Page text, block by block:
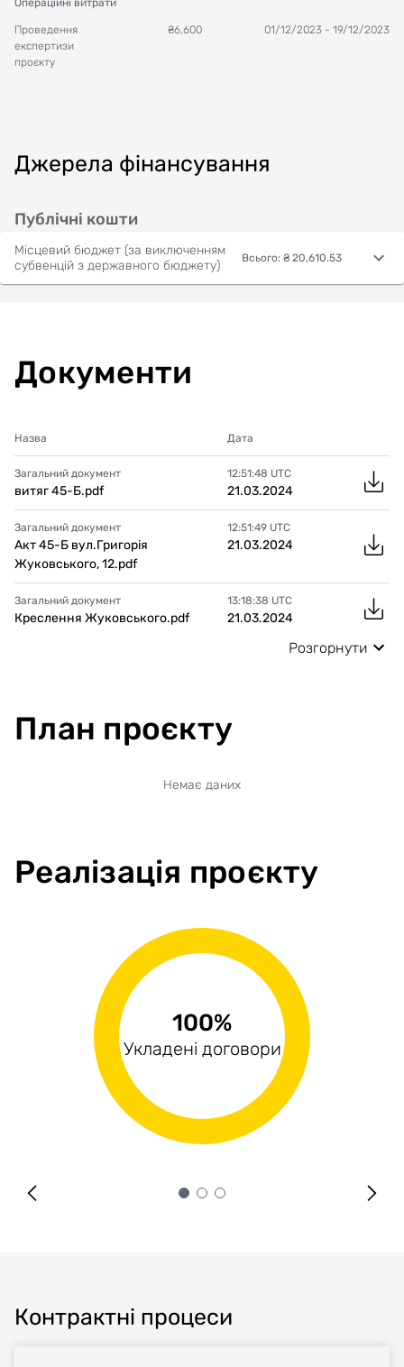
Операційні витрати
Проведення
експертизи
проєкту
₴6,600 01/12/2023 - 19/12/2023
Джерела фінансування
Публічні кошти
Місцевий бюджет (за виключенням
субвенцій з державного бюджету)
Всього: ₴ 20,610.53
Документи
Назва Дата
Загальний документ
витяг 45-Б.pdf
12:51:48 UTC
21.03.2024
Загальний документ
Акт 45-Б вул.Григорія
Жуковського, 12.pdf
12:51:49 UTC
21.03.2024
Загальний документ
Креслення Жуковського.pdf
13:18:38 UTC
21.03.2024
Розгорнути
План проєкту
Немає даних
Реалізація проєкту
100%
Укладені договори
100%
Виконані поставки
97.76%
Оплачені рахунки
Контрактні процеси